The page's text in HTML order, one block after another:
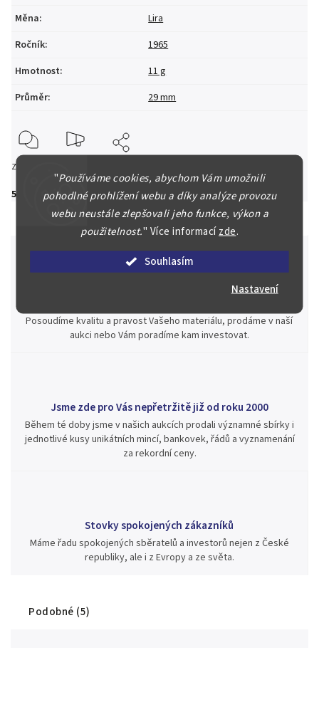
"Používáme cookies, abychom Vám umožnili
pohodlné prohlížení webu a díky analýze provozu
webu neustále zlepšovali jeho funkce, výkon a
použitelnost." Více informacízde.
Souhlasím
Nastavení
550 Kč
Měna:
Lira
Ročník:
1965
Hmotnost:
11 g
Průměr: 29 mm
Zeptat se
Špičkové služby za nejlepší ceny
Posoudíme kvalitu a pravost Vašeho materiálu, prodáme v naší
aukci nebo Vám poradíme kam investovat.
Jsme zde pro Vás nepřetržitě již od roku 2000
Během té doby jsme v našich aukcích prodali významné sbírky i
jednotlivé kusy unikátních mincí, bankovek, řádů a vyznamenání
za rekordní ceny.
Stovky spokojených zákazníků
Máme řadu spokojených sběratelů a investorů nejen z České
republiky, ale i z Evropy a ze světa.
Podobné (5)